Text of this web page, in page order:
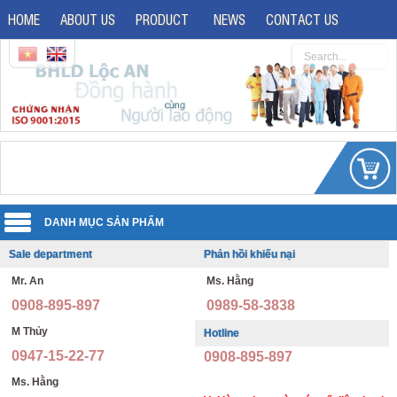
HOME ABOUT US PRODUCT NEWS CONTACT US
Uniforms
Office uniforms
Security uniforms
Safety shoes
Imported safety shoes
Sale department
Mr. An
0908-895-897
M Thủy
0947-15-22-77
Ms. Hằng
Phản hồi khiếu nại
Ms. Hằng
0989-58-3838
Hotline
0908-895-897